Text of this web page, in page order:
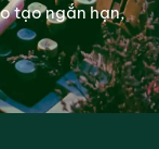
tạo ngắn hạn,